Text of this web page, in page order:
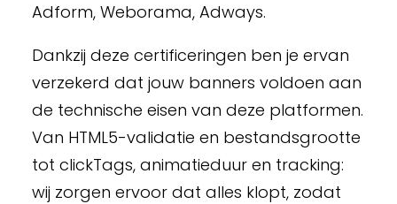
Adform, Weborama, Adways.
Dankzij deze certificeringen ben je ervan
verzekerd dat jouw banners voldoen aan
de technische eisen van deze platformen.
Van HTML5-validatie en bestandsgrootte
tot clickTags, animatieduur en tracking:
wij zorgen ervoor dat alles klopt, zodat